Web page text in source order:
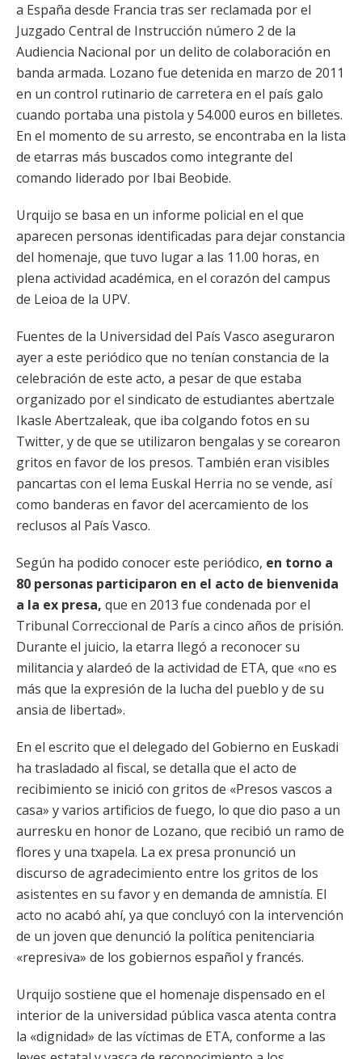
a España desde Francia tras ser reclamada por el
Juzgado Central de Instrucción número 2 de la
Audiencia Nacional por un delito de colaboración en
banda armada. Lozano fue detenida en marzo de 2011
en un control rutinario de carretera en el país galo
cuando portaba una pistola y 54.000 euros en billetes.
En el momento de su arresto, se encontraba en la lista
de etarras más buscados como integrante del
comando liderado por Ibai Beobide.
Urquijo se basa en un informe policial en el que
aparecen personas identificadas para dejar constancia
del homenaje, que tuvo lugar a las 11.00 horas, en
plena actividad académica, en el corazón del campus
de Leioa de la UPV.
Fuentes de la Universidad del País Vasco aseguraron
ayer a este periódico que no tenían constancia de la
celebración de este acto, a pesar de que estaba
organizado por el sindicato de estudiantes abertzale
Ikasle Abertzaleak, que iba colgando fotos en su
Twitter, y de que se utilizaron bengalas y se corearon
gritos en favor de los presos. También eran visibles
pancartas con el lema Euskal Herria no se vende, así
como banderas en favor del acercamiento de los
reclusos al País Vasco.
Según ha podido conocer este periódico, en torno a
80 personas participaron en el acto de bienvenida
a la ex presa, que en 2013 fue condenada por el
Tribunal Correccional de París a cinco años de prisión.
Durante el juicio, la etarra llegó a reconocer su
militancia y alardeó de la actividad de ETA, que «no es
más que la expresión de la lucha del pueblo y de su
ansia de libertad».
En el escrito que el delegado del Gobierno en Euskadi
ha trasladado al fiscal, se detalla que el acto de
recibimiento se inició con gritos de «Presos vascos a
casa» y varios artificios de fuego, lo que dio paso a un
aurresku en honor de Lozano, que recibió un ramo de
flores y una txapela. La ex presa pronunció un
discurso de agradecimiento entre los gritos de los
asistentes en su favor y en demanda de amnistía. El
acto no acabó ahí, ya que concluyó con la intervención
de un joven que denunció la política penitenciaria
«represiva» de los gobiernos español y francés.
Urquijo sostiene que el homenaje dispensado en el
interior de la universidad pública vasca atenta contra
la «dignidad» de las víctimas de ETA, conforme a las